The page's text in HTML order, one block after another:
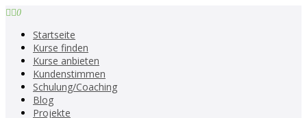
0
Startseite
Kurse finden
Kurse anbieten
Kundenstimmen
Schulung/Coaching
Blog
Projekte